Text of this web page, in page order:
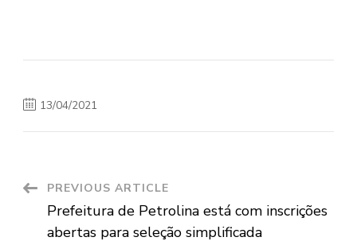
13/04/2021
Post
Navigation
PREVIOUS ARTICLE
Prefeitura de Petrolina está com inscrições
abertas para seleção simplificada